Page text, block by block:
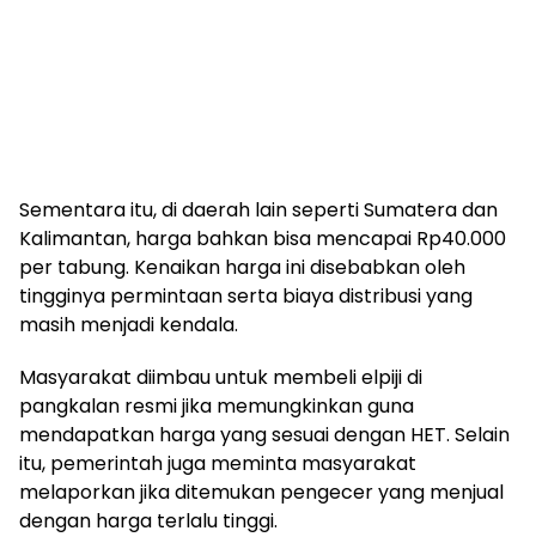
Sementara itu, di daerah lain seperti Sumatera dan
Kalimantan, harga bahkan bisa mencapai Rp40.000
per tabung. Kenaikan harga ini disebabkan oleh
tingginya permintaan serta biaya distribusi yang
masih menjadi kendala.
Masyarakat diimbau untuk membeli elpiji di
pangkalan resmi jika memungkinkan guna
mendapatkan harga yang sesuai dengan HET. Selain
itu, pemerintah juga meminta masyarakat
melaporkan jika ditemukan pengecer yang menjual
dengan harga terlalu tinggi.